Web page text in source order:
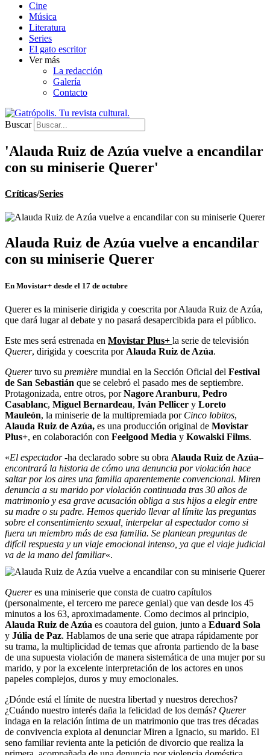
Cine
Música
Literatura
Series
El gato escritor
Ver más
La redacción
Galería
Contacto
Buscar
'Alauda Ruiz de Azúa vuelve a encandilar
con su miniserie Querer'
Críticas/Series
Alauda Ruiz de Azúa vuelve a encandilar
con su miniserie Querer
En Movistar+ desde el 17 de octubre
Querer es la miniserie dirigida y coescrita por Alauda Ruiz de Azúa,
que dará lugar al debate y no pasará desapercibida para el público.
Este mes será estrenada en Movistar Plus+ la serie de televisión
Querer, dirigida y coescrita por Alauda Ruiz de Azúa.
Querertuvo su première mundial en la Sección Oficial del Festival
de San Sebastián que se celebró el pasado mes de septiembre.
Protagonizada, entre otros, porNagore Aranburu, Pedro
Casablanc, Miguel Bernardeau, Iván Pellicer y Loreto
Mauleón, la miniserie de la multipremiada por Cinco lobitos,
Alauda Ruiz de Azúa, es una producción original de Movistar
Plus+, en colaboración con Feelgood Media y Kowalski Films.
«El espectador-ha declarado sobre su obra Alauda Ruiz de Azúa–
encontrará la historia de cómo una denuncia por violación hace
saltar por los aires una familia aparentemente convencional. Miren
denuncia a su marido por violación continuada tras 30 años de
matrimonio y esa grave acusación obliga a sus hijos a elegir entre
su madre o su padre. Hemos querido llevar al límite las preguntas
sobre el consentimiento sexual, interpelar al espectador como si
fuera un miembro más de esa familia. Se plantean preguntas de
difícil respuesta y un viaje emocional intenso, ya que el viaje judicial
va de la mano del familiar«.
Quereres una miniserie que consta de cuatro capítulos
(personalmente, el tercero me parece genial) que van desde los 45
minutos a los 63, aproximadamente. Como decimos al principio,
Alauda Ruiz de Azúa es coautora del guion, junto a Eduard Sola
y Júlia de Paz. Hablamos de una serie que atrapa rápidamente por
su trama, la multiplicidad de temas que afronta partiendo de la base
de una supuesta violación de manera sistemática de una mujer por su
marido, y por la excelente interpretación de los actores en unos
papeles complejos, duros y muy emocionales.
¿Dónde está el límite de nuestra libertad y nuestros derechos?
¿Cuándo nuestro interés daña la felicidad de los demás? Querer
indaga en la relación íntima de un matrimonio que tras tres décadas
de convivencia explota al denunciar Miren a Ignacio, su marido. El
seno familiar revienta ante la petición de divorcio que realiza la